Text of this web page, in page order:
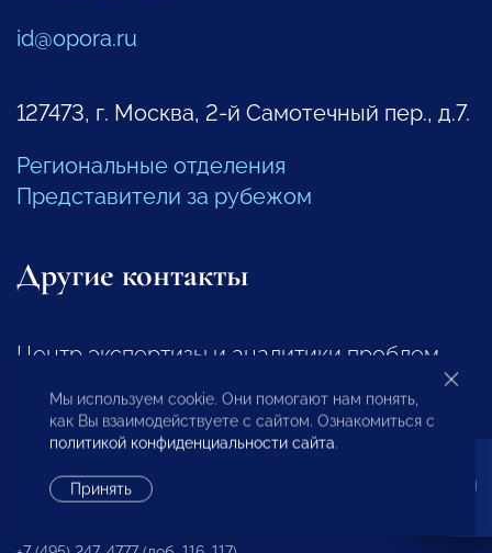
id@opora.ru
127473, г. Москва, 2-й Самотечный пер., д.7.
Региональные отделения
Представители за рубежом
Другие контакты
Центр экспертизы и аналитики проблем
предпринимательства
+7 (495) 247-4777
Отдел регионального развития
Мы используем cookie. Они помогают нам понять,
как Вы взаимодействуете с сайтом. Ознакомиться с
политикой конфиденциальности сайта.
Принять